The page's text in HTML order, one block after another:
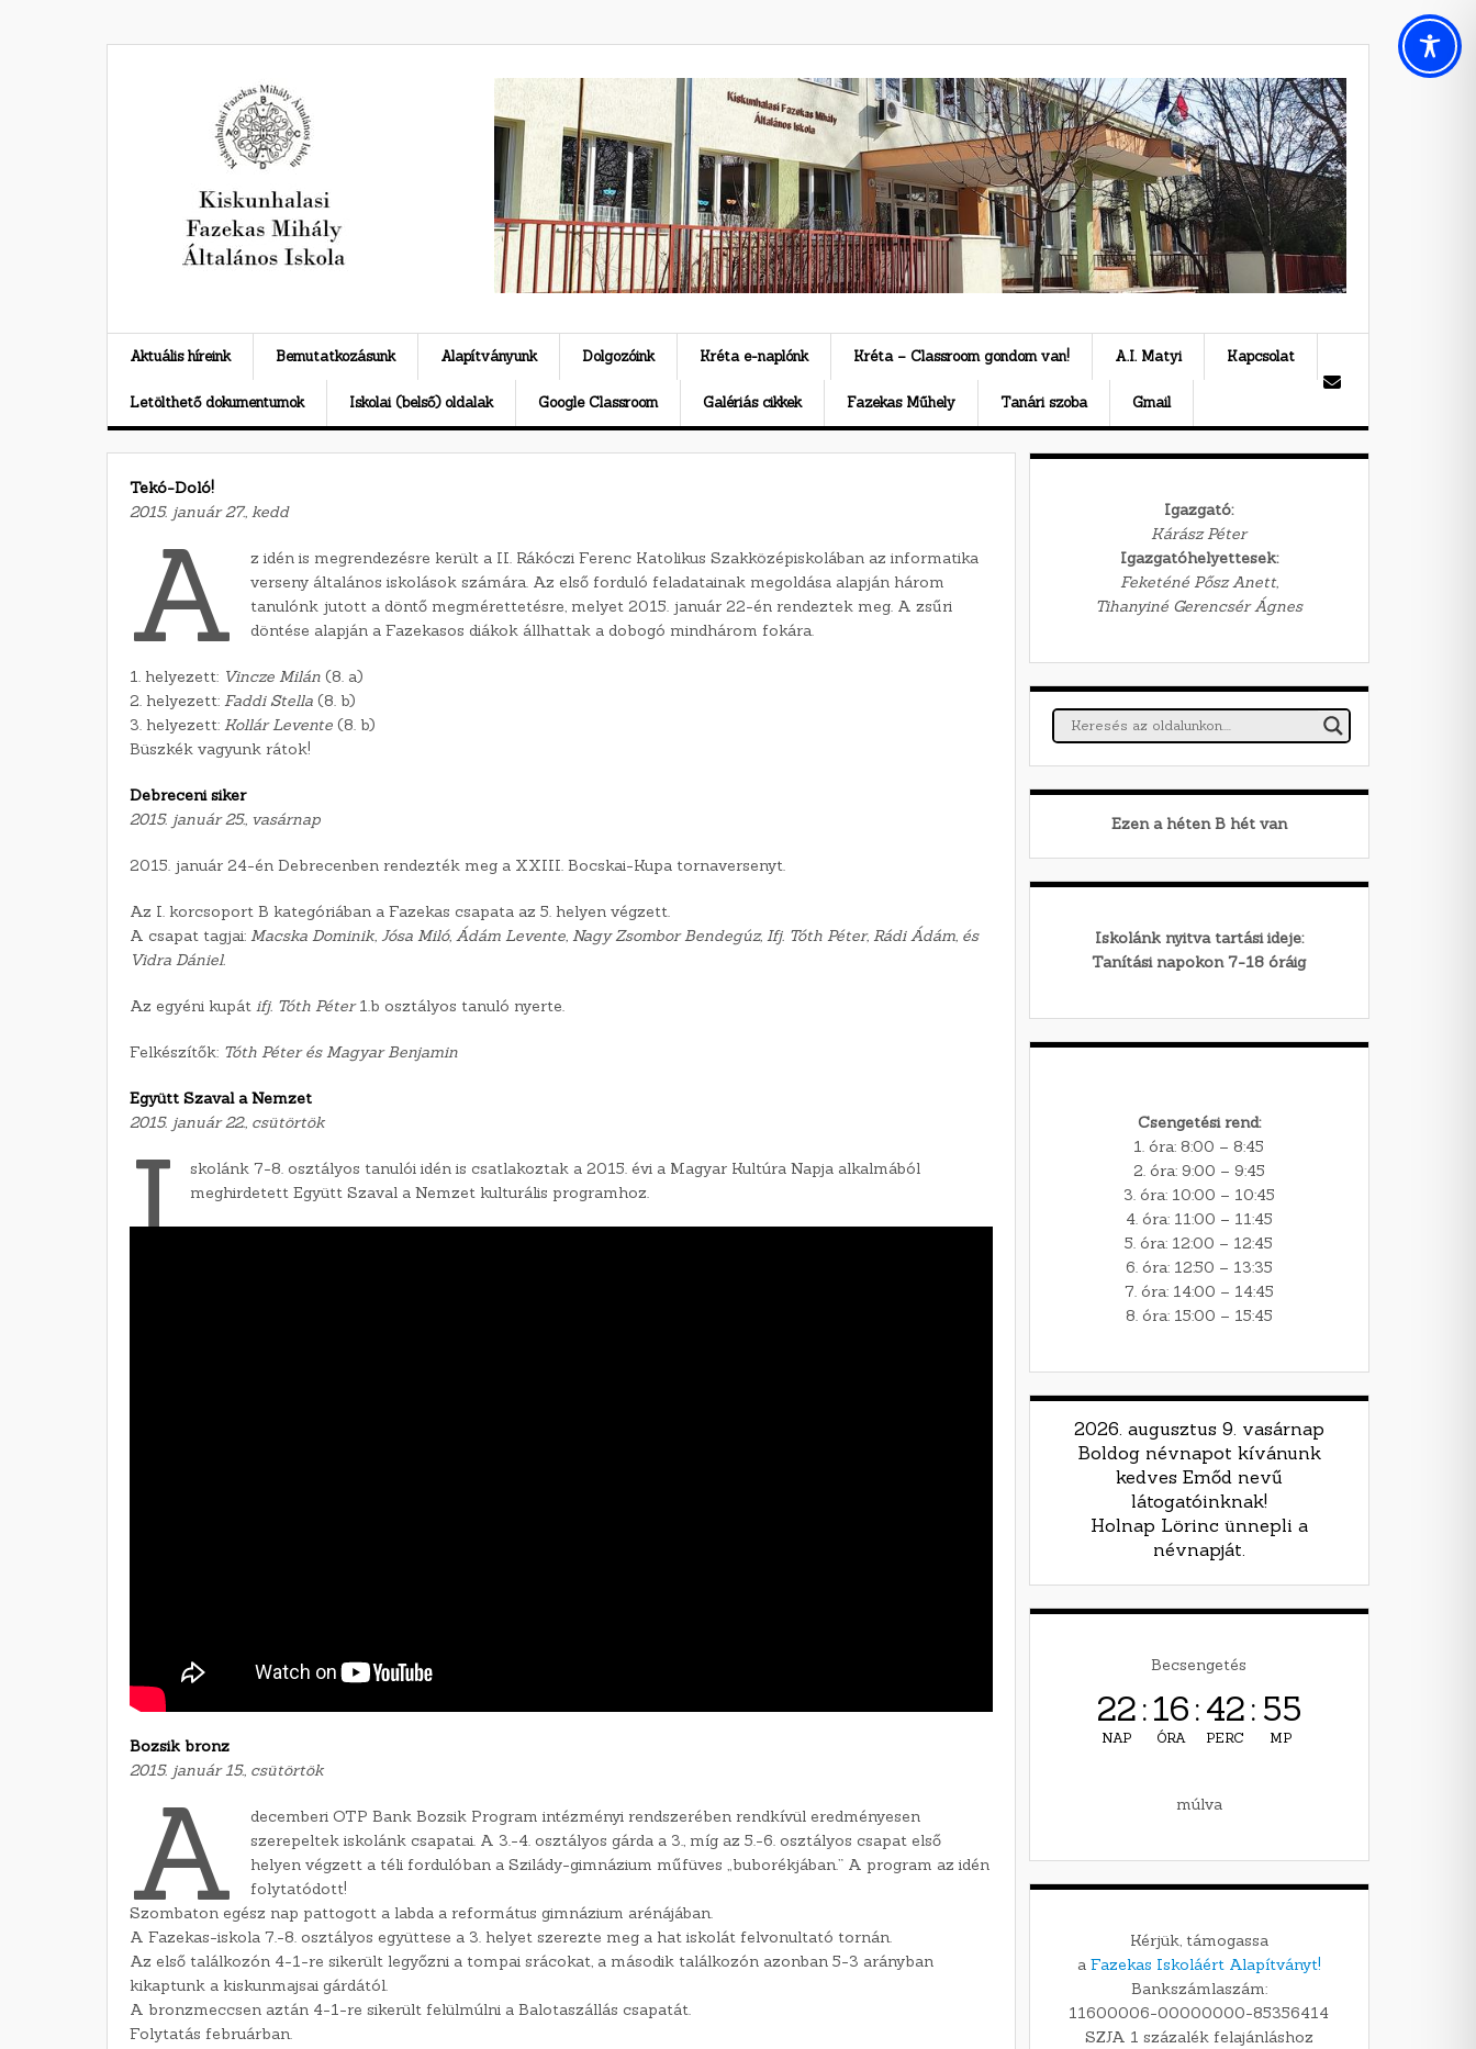
Aktuális híreink Bemutatkozásunk Alapítványunk Dolgozóink Kréta e-naplónk Kréta – Classroom gondom van! A.I. Matyi Kapcsolat
Letölthető dokumentumok Iskolai (belső) oldalak Google Classroom Galériás cikkek Fazekas Műhely Tanári szoba Gmail
Tekó-Doló!
2015. január 27., kedd
A
z idén is megrendezésre került a II. Rákóczi Ferenc Katolikus Szakközépiskolában az informatika
verseny általános iskolások számára. Az első forduló feladatainak megoldása alapján három
tanulónk jutott a döntő megmérettetésre, melyet 2015. január 22-én rendeztek meg. A zsűri
döntése alapján a Fazekasos diákok állhattak a dobogó mindhárom fokára.
1. helyezett: Vincze Milán (8. a)
2. helyezett: Faddi Stella (8. b)
3. helyezett: Kollár Levente (8. b)
Büszkék vagyunk rátok!
Debreceni siker
2015. január 25., vasárnap
2015. január 24-én Debrecenben rendezték meg a XXIII. Bocskai-Kupa tornaversenyt.
Az I. korcsoport B kategóriában a Fazekas csapata az 5. helyen végzett.
A csapat tagjai: Macska Dominik, Jósa Miló, Ádám Levente, Nagy Zsombor Bendegúz, Ifj. Tóth Péter, Rádi Ádám, és
Vidra Dániel.
Az egyéni kupát ifj. Tóth Péter1.b osztályos tanuló nyerte.
Felkészítők: Tóth Péter és Magyar Benjamin
Együtt Szaval a Nemzet
2015. január 22., csütörtök
I
skolánk 7-8. osztályos tanulói idén is csatlakoztak a 2015. évi a Magyar Kultúra Napja alkalmából
meghirdetett Együtt Szaval a Nemzet kulturális programhoz.
Bozsik bronz
2015. január 15., csütörtök
A
decemberi OTP Bank Bozsik Program intézményi rendszerében rendkívül eredményesen
szerepeltek iskolánk csapatai. A 3.-4. osztályos gárda a 3., míg az 5.-6. osztályos csapat első
helyen végzett a téli fordulóban a Szilády-gimnázium műfüves „buborékjában.” A program az idén
folytatódott!
Szombaton egész nap pattogott a labda a református gimnázium arénájában.
A Fazekas-iskola 7.-8. osztályos együttese a 3. helyet szerezte meg a hat iskolát felvonultató tornán.
Az első találkozón 4-1-re sikerült legyőzni a tompai srácokat, a második találkozón azonban 5-3 arányban
kikaptunk a kiskunmajsai gárdától.
A bronzmeccsen aztán 4-1-re sikerült felülmúlni a Balotaszállás csapatát.
Folytatás februárban.
Igazgató:
Kárász Péter
Igazgatóhelyettesek:
Feketéné Pősz Anett,
Tihanyiné Gerencsér Ágnes
Ezen a héten Bhét van
Iskolánk nyitva tartási ideje:
Tanítási napokon 7-18 óráig
Csengetési rend:
1. óra: 8:00 – 8:45
2. óra: 9:00 – 9:45
3. óra: 10:00 – 10:45
4. óra: 11:00 – 11:45
5. óra: 12:00 – 12:45
6. óra: 12:50 – 13:35
7. óra: 14:00 – 14:45
8. óra: 15:00 – 15:45
2026. augusztus 9. vasárnap
Boldog névnapot kívánunk
kedves Emőd nevű
látogatóinknak!
Holnap Lörinc ünnepli a
névnapját.
Becsengetés
22
NAP
:16
ÓRA
:42
PERC
: 54
MP
múlva
Kérjük, támogassa
a Fazekas Iskoláért Alapítványt!
Bankszámlaszám:
11600006-00000000-85356414
SZJA 1 százalék felajánláshoz